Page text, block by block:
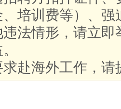
、培训费等）、
法情形，请立
赴海外工作，